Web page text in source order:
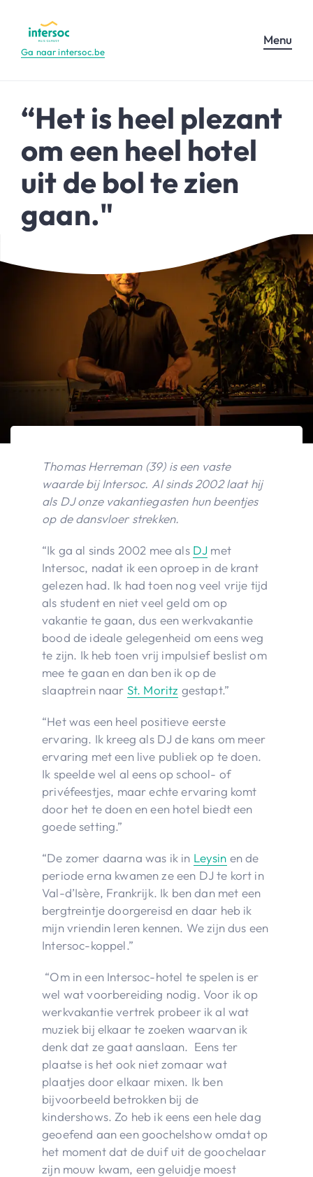
Ga naar intersoc.be
Menu
“Het is heel plezant
om een heel hotel
uit de bol te zien
gaan."
Thomas Herreman (39) is een vaste
waarde bij Intersoc. Al sinds 2002 laat hij
als DJ onze vakantiegasten hun beentjes
op de dansvloer strekken.
“Ik ga al sinds 2002 mee als DJ met
Intersoc, nadat ik een oproep in de krant
gelezen had. Ik had toen nog veel vrije tijd
als student en niet veel geld om op
vakantie te gaan, dus een werkvakantie
bood de ideale gelegenheid om eens weg
te zijn. Ik heb toen vrij impulsief beslist om
mee te gaan en dan ben ik op de
slaaptrein naar St. Moritz gestapt.”
“Het was een heel positieve eerste
ervaring. Ik kreeg als DJ de kans om meer
ervaring met een live publiek op te doen.
Ik speelde wel al eens op school- of
privéfeestjes, maar echte ervaring komt
door het te doen en een hotel biedt een
goede setting.”
“De zomer daarna was ik in Leysin en de
periode erna kwamen ze een DJ te kort in
Val-d’Isère, Frankrijk. Ik ben dan met een
bergtreintje doorgereisd en daar heb ik
mijn vriendin leren kennen. We zijn dus een
Intersoc-koppel.”
“Om in een Intersoc-hotel te spelen is er
wel wat voorbereiding nodig. Voor ik op
werkvakantie vertrek probeer ik al wat
muziek bij elkaar te zoeken waarvan ik
denk dat ze gaat aanslaan. Eens ter
plaatse is het ook niet zomaar wat
plaatjes door elkaar mixen. Ik ben
bijvoorbeeld betrokken bij de
kindershows. Zo heb ik eens een hele dag
geoefend aan een goochelshow omdat op
het moment dat de duif uit de goochelaar
zijn mouw kwam, een geluidje moest